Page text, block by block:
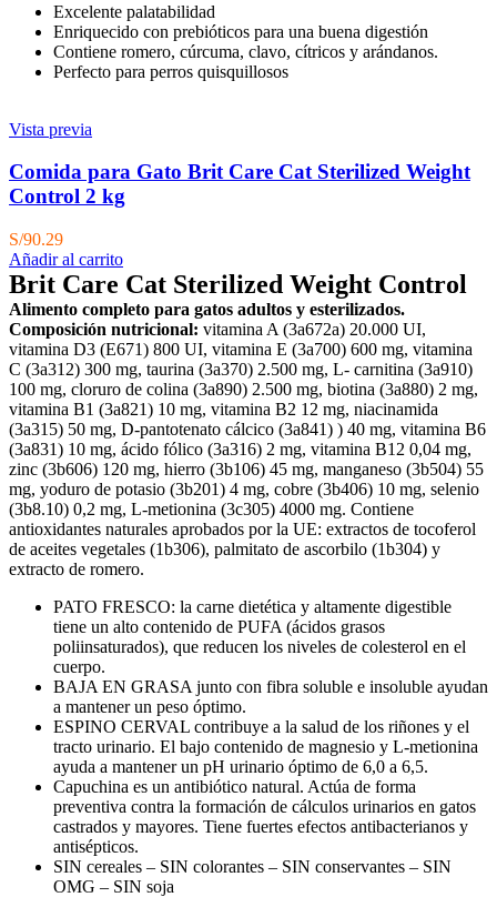
Excelente palatabilidad
Enriquecido con prebióticos para una buena digestión
Contiene romero, cúrcuma, clavo, cítricos y arándanos.
Perfecto para perros quisquillosos
Vista previa
Comida para Gato Brit Care Cat Sterilized Weight
Control 2 kg
S/90.29
Añadir al carrito
Brit Care Cat Sterilized Weight Control
Alimento completo para gatos adultos y esterilizados.
Composición nutricional: vitamina A (3a672a) 20.000 UI,
vitamina D3 (E671) 800 UI, vitamina E (3a700) 600 mg, vitamina
C (3a312) 300 mg, taurina (3a370) 2.500 mg, L- carnitina (3a910)
100 mg, cloruro de colina (3a890) 2.500 mg, biotina (3a880) 2 mg,
vitamina B1 (3a821) 10 mg, vitamina B2 12 mg, niacinamida
(3a315) 50 mg, D-pantotenato cálcico (3a841) ) 40 mg, vitamina B6
(3a831) 10 mg, ácido fólico (3a316) 2 mg, vitamina B12 0,04 mg,
zinc (3b606) 120 mg, hierro (3b106) 45 mg, manganeso (3b504) 55
mg, yoduro de potasio (3b201) 4 mg, cobre (3b406) 10 mg, selenio
(3b8.10) 0,2 mg, L-metionina (3c305) 4000 mg. Contiene
antioxidantes naturales aprobados por la UE: extractos de tocoferol
de aceites vegetales (1b306), palmitato de ascorbilo (1b304) y
extracto de romero.
PATO FRESCO: la carne dietética y altamente digestible
tiene un alto contenido de PUFA (ácidos grasos
poliinsaturados), que reducen los niveles de colesterol en el
cuerpo.
BAJA EN GRASA junto con fibra soluble e insoluble ayudan
a mantener un peso óptimo.
ESPINO CERVAL contribuye a la salud de los riñones y el
tracto urinario. El bajo contenido de magnesio y L-metionina
ayuda a mantener un pH urinario óptimo de 6,0 a 6,5.
Capuchina es un antibiótico natural. Actúa de forma
preventiva contra la formación de cálculos urinarios en gatos
castrados y mayores. Tiene fuertes efectos antibacterianos y
antisépticos.
SIN cereales – SIN colorantes – SIN conservantes – SIN
OMG – SIN soja